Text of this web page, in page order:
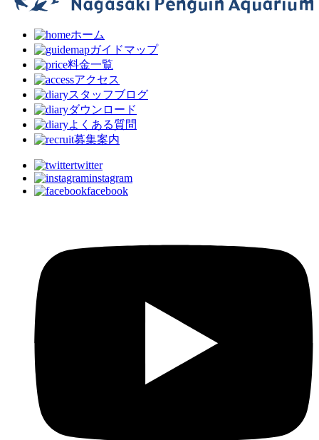
ホーム
ガイドマップ
料金一覧
アクセス
スタッフブログ
ダウンロード
よくある質問
募集案内
twitter
instagram
facebook